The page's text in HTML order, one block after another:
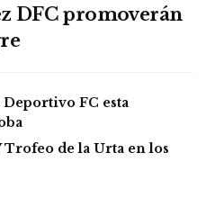
DFC promoverán
FC esta
Trofeo de la Urta en los